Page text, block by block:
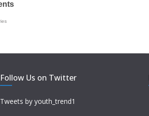
Follow Us on Twitter
Tweets by youth_trend1